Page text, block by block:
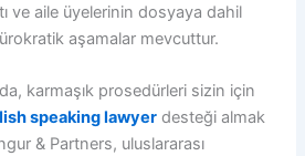
ve aile üyelerinin dosyaya dahil
aşamalar mevcuttur.
karmaşık prosedürleri sizin için
speaking lawyer desteği almak
& Partners, uluslararası